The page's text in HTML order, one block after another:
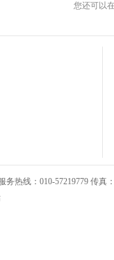
您还可以
热线：010-57219779 传真